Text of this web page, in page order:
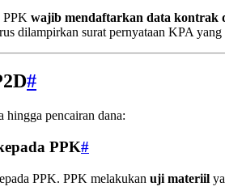
PPK wajib mendaftarkan data kontrak
dilampirkan surat pernyataan KPA yang
#
hingga pencairan dana:
PPK#
PPK. PPK melakukan uji materiil